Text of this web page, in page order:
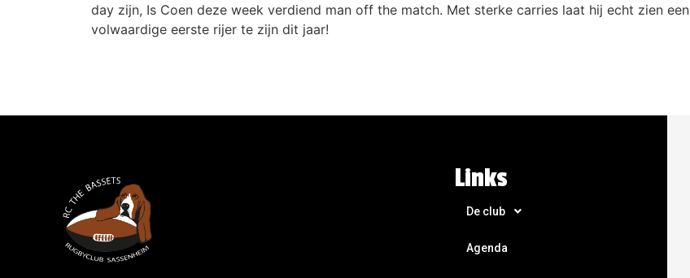
day zijn, Is Coen deze week verdiend man off the match. Met sterke carries laat hij echt zien een
volwaardige eerste rijer te zijn dit jaar!
Links
De club
Agenda